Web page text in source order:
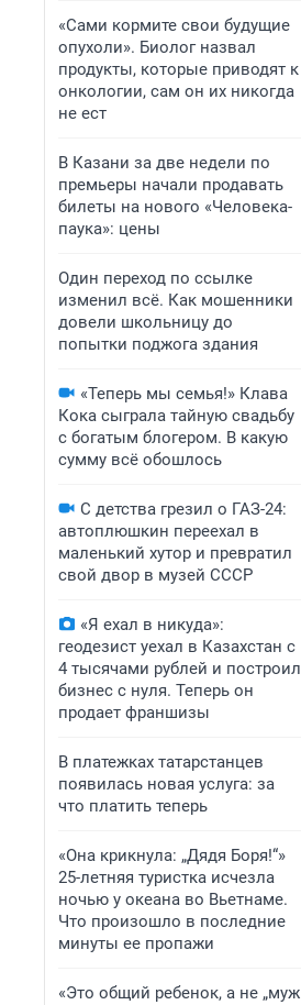
«Сами кормите свои будущие
опухоли». Биолог назвал
продукты, которые приводят к
онкологии, сам он их никогда
не ест
В Казани за две недели по
премьеры начали продавать
билеты на нового «Человека-
паука»: цены
Один переход по ссылке
изменил всё. Как мошенники
довели школьницу до
попытки поджога здания
«Теперь мы семья!» Клава
Кока сыграла тайную свадьбу
с богатым блогером. В какую
сумму всё обошлось
С детства грезил о ГАЗ-24:
автоплюшкин переехал в
маленький хутор и превратил
свой двор в музей СССР
«Я ехал в никуда»:
геодезист уехал в Казахстан с
4 тысячами рублей и построил
бизнес с нуля. Теперь он
продает франшизы
В платежках татарстанцев
появилась новая услуга: за
что платить теперь
«Она крикнула: „Дядя Боря!“»
25-летняя туристка исчезла
ночью у океана во Вьетнаме.
Что произошло в последние
минуты ее пропажи
«Это общий ребенок, а не „муж